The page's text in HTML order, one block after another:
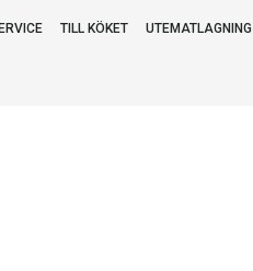
TILL KÖKET UTEMATLAGNING